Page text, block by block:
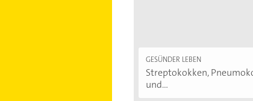
GESÜNDER LEBEN
Streptokokken,
und...